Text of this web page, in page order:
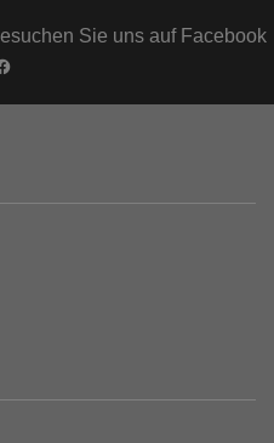
Sie uns auf Facebook